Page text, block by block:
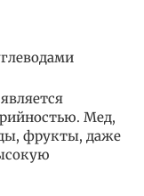
Мед,
фрукты, даже